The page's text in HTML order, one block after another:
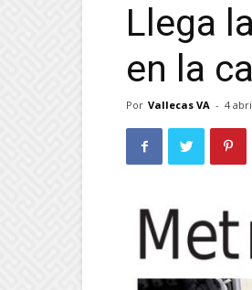
Llega
en la
Por Vallecas VA - 4